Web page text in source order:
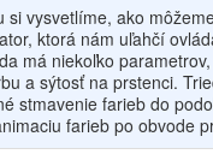
si vysvetlíme, ako
ktorá nám uľahčí
má niekoľko
a sýtosť na prstenci.
stmavenie farieb do
farieb po obvode